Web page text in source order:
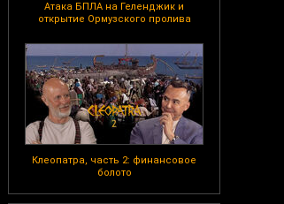
Атака БПЛА на Геленджик и
открытие Ормузского пролива
Клеопатра, часть 2: финансовое
болото